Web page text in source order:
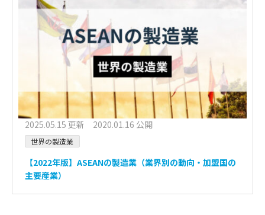
2025.05.15 更新 2020.01.16 公開
世界の製造業
【2022年版】ASEANの製造業（業界別の動向・加盟国の
主要産業）